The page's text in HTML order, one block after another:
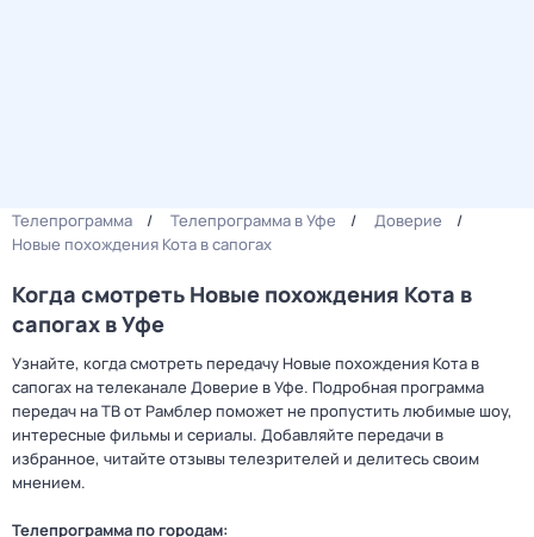
Телепрограмма Телепрограмма в Уфе
Доверие
Новые похождения Кота в сапогах
Когда смотреть Новые похождения Кота в
сапогах в Уфе
Узнайте, когда смотреть передачу Новые похождения Кота в
сапогах на телеканале Доверие в Уфе. Подробная программа
передач на ТВ от Рамблер поможет не пропустить любимые шоу,
интересные фильмы и сериалы. Добавляйте передачи в
избранное, читайте отзывы телезрителей и делитесь своим
мнением.
Телепрограмма по городам: